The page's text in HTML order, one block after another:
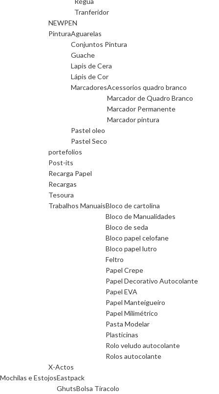
Tranferidor
NEWPEN
PinturaAguarelas
Conjuntos Pintura
Guache
Lapis de Cera
Lápis de Cor
MarcadoresAcessorios quadro branco
Marcador de Quadro Branco
Marcador Permanente
Marcador pintura
Pastel oleo
Pastel Seco
portefolios
Post-its
Recarga Papel
Recargas
Tesoura
Trabalhos ManuaisBloco de cartolina
Bloco de Manualidades
Bloco de seda
Bloco papel celofane
Bloco papel lutro
Feltro
Papel Crepe
Papel Decorativo Autocolante
Papel EVA
Papel Manteigueiro
Papel Milimétrico
Pasta Modelar
Plasticinas
Rolo veludo autocolante
Rolos autocolante
X-Actos
Mochilas e EstojosEastpack
GhutsBolsa Tiracolo